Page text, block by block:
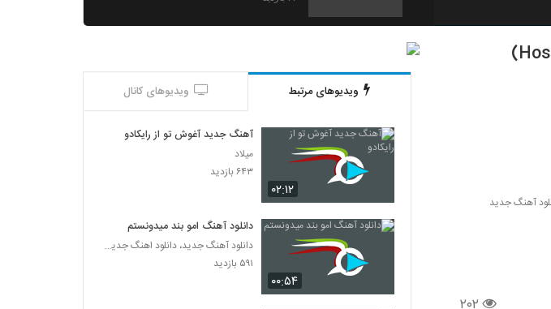
5732
دانلود آهنگ اشکان خواجه نسب جانم باش
موزیک زیبای درمون از حسین مقامی
۲۵۱ بازدید
موزیک زیبای آرامش از علی نجفی
۲۲۷ بازدید
آهنگ جدید
ویدیوهای مرتبط ویدیوهای کانال
۰۲:۱۲
آهنگ جدید آغوش تو از رایکادو
میلاد
۶۴۳ بازدید
۰۰:۵۴
دانلود آهنگ امو بند میدونستم
دانلود آهنگ جدید، دانلود اهنگ جدید ایرانی
۵۹۱ بازدید